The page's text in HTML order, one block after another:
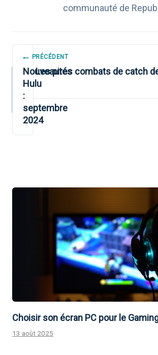
communauté de
NAVIGATION
DE
L’ARTICLE
PRÉCÉDENT
Nouveautés
Hulu
:
septembre
2024
Les pires combats de catch
Choisir son écran PC pour le
13 août 2025